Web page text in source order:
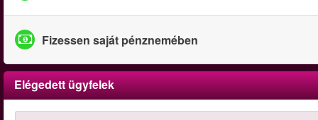
Fizessen saját pénznemében
Elégedett ügyfelek